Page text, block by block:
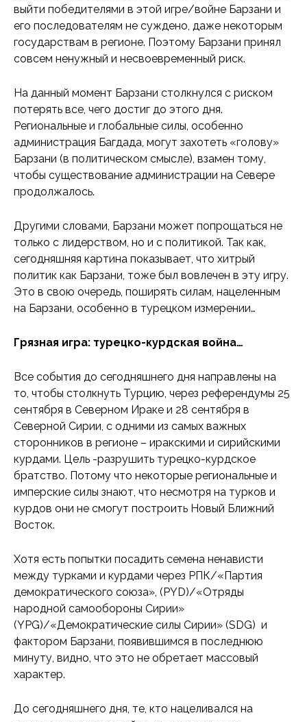
выйти победителями в этой игре/войне Барзани и
его последователям не суждено, даже некоторым
государствам в регионе. Поэтому Барзани принял
совсем ненужный и несвоевременный риск.
На данный момент Барзани столкнулся с риском
потерять все, чего достиг до этого дня.
Региональные и глобальные силы, особенно
администрация Багдада, могут захотеть «голову»
Барзани (в политическом смысле), взамен тому,
чтобы существование администрации на Севере
продолжалось.
Другими словами, Барзани может попрощаться не
только с лидерством, но и с политикой. Так как,
сегодняшняя картина показывает, что хитрый
политик как Барзани, тоже был вовлечен в эту игру.
Это в свою очередь, поширять силам, нацеленным
на Барзани, особенно в турецком измерении…
Грязная игра: турецко-курдская война…
Все события до сегодняшнего дня направлены на
то, чтобы столкнуть Турцию, через референдумы 25
сентября в Северном Ираке и 28 сентября в
Северной Сирии, с одними из самых важных
сторонников в регионе – иракскими и сирийскими
курдами. Цель -разрушить турецко-курдское
братство. Потому что некоторые региональные и
имперские силы знают, что несмотря на турков и
курдов они не смогут построить Новый Ближний
Восток.
Хотя есть попытки посадить семена ненависти
между турками и курдами через РПК/«Партия
демократического союза», (PYD)/«Отряды
народной самообороны Сирии»
(YPG)/«Демократические силы Сирии» (SDG) и
фактором Барзани, появившимся в последнюю
минуту, видно, что это не обретает массовый
характер.
До сегодняшнего дня, те, кто нацеливался на